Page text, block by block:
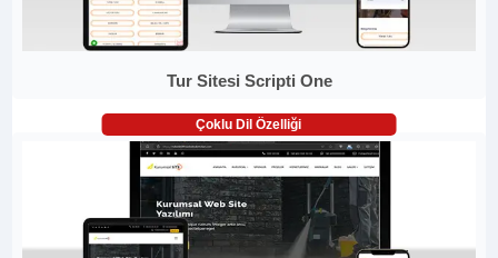
Tur Sitesi Scripti One
Çoklu Dil Özelliği